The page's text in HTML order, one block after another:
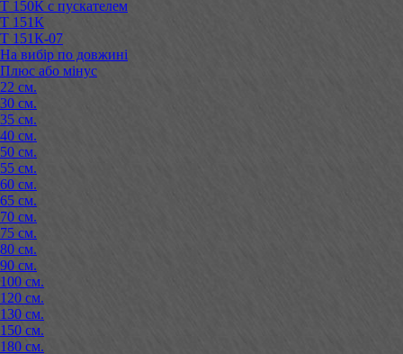
Т 150К с пускателем
Т 151К
Т 151К-07
На вибір по довжині
Плюс або мінус
22 см.
30 см.
35 см.
40 см.
50 см.
55 см.
60 см.
65 см.
70 см.
75 см.
80 см.
90 см.
100 см.
120 см.
130 см.
150 см.
180 см.